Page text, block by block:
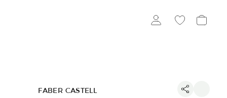
FABER CASTELL